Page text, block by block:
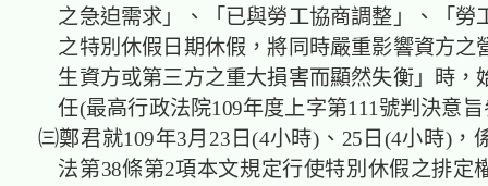
之急迫需求」、「已與勞工協商調整」、「勞
之特別休假日期休假，將同時嚴重影響資方之
生資方或第三方之重大損害而顯然失衡」時，
任(最高行政法院109年度上字第111號判決意
㈢鄭君就109年3月23日(4小時)、25日(4小時)，
法第38條第2項本文規定行使特別休假之排定